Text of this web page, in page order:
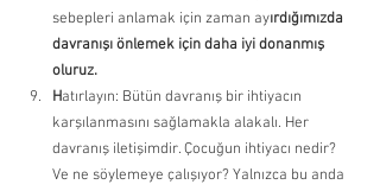
sebepleri anlamak için zaman ayırdığımızda
davranışı önlemek için daha iyi donanmış
oluruz.
Hatırlayın: Bütün davranış bir ihtiyacın
karşılanmasını sağlamakla alakalı. Her
davranış iletişimdir. Çocuğun ihtiyacı nedir?
Ve ne söylemeye çalışıyor? Yalnızca bu anda